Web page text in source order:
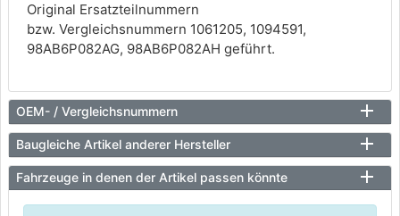
Original Ersatzteilnummern
bzw. Vergleichsnummern 1061205, 1094591,
98AB6P082AG, 98AB6P082AH geführt.
OEM- / Vergleichsnummern
Baugleiche Artikel anderer Hersteller
Fahrzeuge in denen der Artikel passen könnte